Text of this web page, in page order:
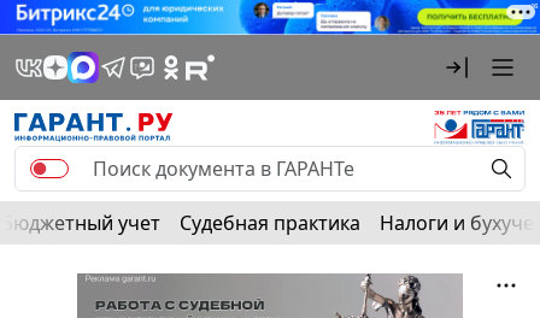
Бюджетный учет Судебная практика Налоги и